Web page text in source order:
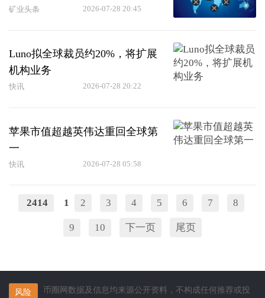
矿业头条 2026-07-28 20:45
Luno拟全球裁员约20%，将扩展
机构业务
快讯 2026-07-28 20:22
苹果市值超越英伟达重回全球第
一
快讯 2026-07-28 05:58
2414 1 2 3 4 5 6 7 8
9 10 下一页 尾页
风险
币圈网数据及信息均来源公开资料，不构成任何推荐或投